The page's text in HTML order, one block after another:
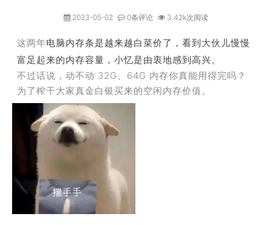
2023-05-02 0条评论 3.42k次阅读
这两年电脑内存条是越来越白菜价了，看到大伙儿慢慢
富足起来的内存容量，小忆是由衷地感到高兴。
不过话说，动不动 32G、64G 内存你真能用得完吗？
为了榨干大家真金白银买来的空闲内存价值。